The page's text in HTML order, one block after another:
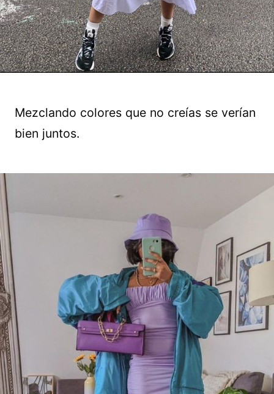
Mezclando colores que no creías se verían
bien juntos.